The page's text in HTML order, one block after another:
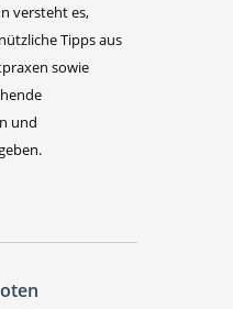
versteht es,
Tipps aus
sowie
und